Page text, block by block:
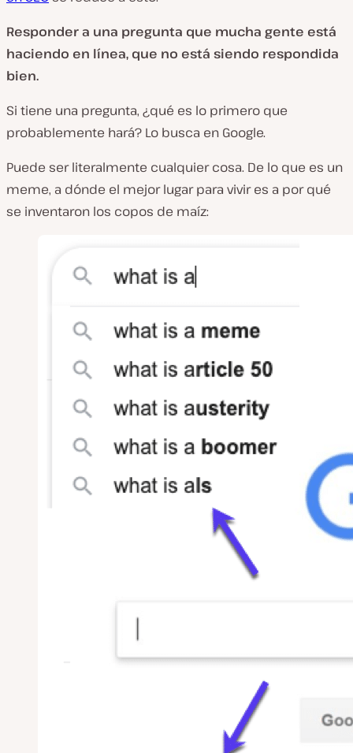
Responder a una pregunta que mucha gente está
haciendo en línea, que no está siendo respondida
bien.
Si tiene una pregunta, ¿qué es lo primero que
probablemente hará? Lo busca en Google.
Puede ser literalmente cualquier cosa. De lo que es un
meme, a dónde el mejor lugar para vivir es a por qué
se inventaron los copos de maíz: